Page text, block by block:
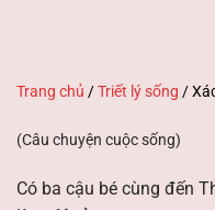
Trang chủ /Triết lý sống /
(Câu chuyện cuộc sống)
Có ba cậu bé cùng đến